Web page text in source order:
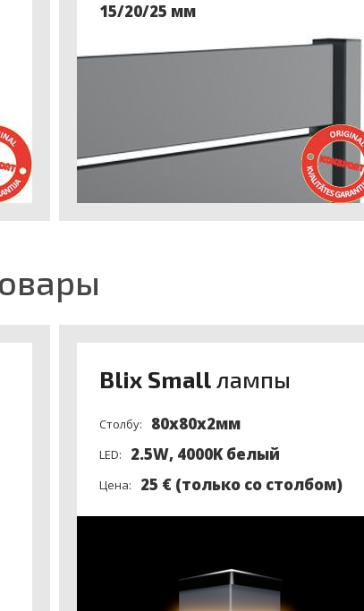
15/20/25 мм
Blix Small лампы
Столбу: 80x80x2мм
LED: 2.5W, 4000K белый
Цена: 25 € (только со столбом)